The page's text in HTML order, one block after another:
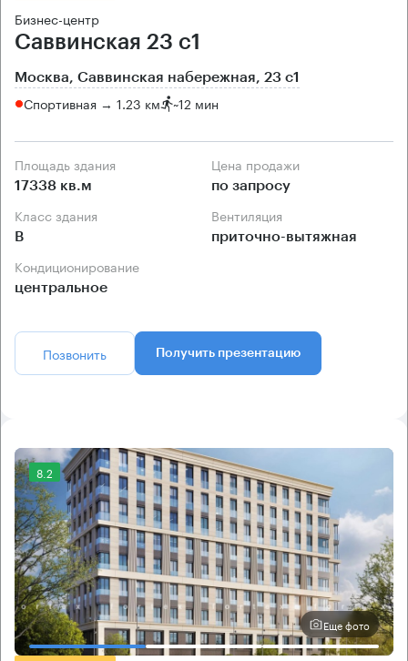
Бизнес-центр
Саввинская 23 с1
Москва, Саввинская набережная, 23 с1
Спортивная → 1.23 км ~12 мин
Площадь здания
17338 кв.м
Цена продажи
по запросу
Класс здания
B
Вентиляция
приточно-вытяжная
Кондиционирование
центральное
Позвонить Получить презентацию
8.2
Еще фото